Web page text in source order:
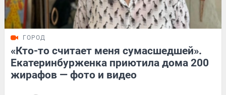
ГОРОД
«Кто-то считает меня сумасшедшей».
Екатеринбурженка приютила дома 200
жирафов — фото и видео